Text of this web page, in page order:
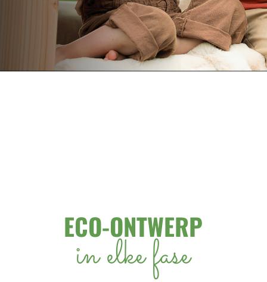
ECO-ONTWERP
in elke fase